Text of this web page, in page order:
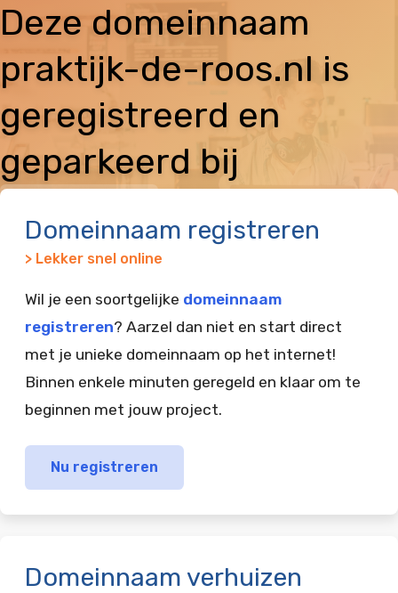
Deze domeinnaam
praktijk-de-roos.nl is
geregistreerd en
geparkeerd bij
Domeinnaam registreren
> Lekker snel online
Wil je een soortgelijke domeinnaam
registreren? Aarzel dan niet en start direct
met je unieke domeinnaam op het internet!
Binnen enkele minuten geregeld en klaar om te
beginnen met jouw project.
Nu registreren
Domeinnaam verhuizen